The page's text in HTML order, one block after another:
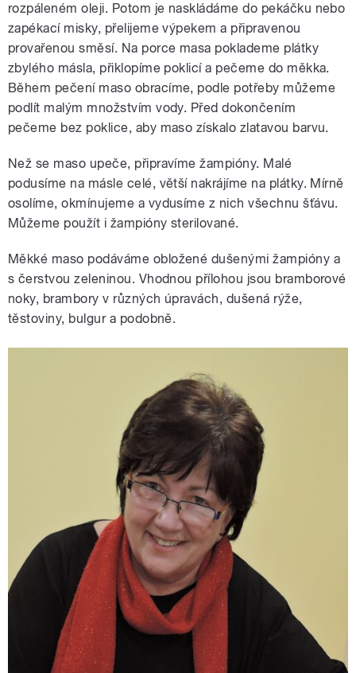
rozpáleném oleji. Potom je naskládáme do pekáčku nebo
zapékací misky, přelijeme výpekem a připravenou
provařenou směsí. Na porce masa poklademe plátky
zbylého másla, přiklopíme poklicí a pečeme do měkka.
Během pečení maso obracíme, podle potřeby můžeme
podlít malým množstvím vody. Před dokončením
pečeme bez poklice, aby maso získalo zlatavou barvu.
Než se maso upeče, připravíme žampióny. Malé
podusíme na másle celé, větší nakrájíme na plátky. Mírně
osolíme, okmínujeme a vydusíme z nich všechnu šťávu.
Můžeme použít i žampióny sterilované.
Měkké maso podáváme obložené dušenými žampióny a
s čerstvou zeleninou. Vhodnou přílohou jsou bramborové
noky, brambory v různých úpravách, dušená rýže,
těstoviny, bulgur a podobně.